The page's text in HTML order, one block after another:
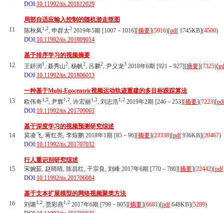
DOI:10.11992/tis.201812029
11
局部自适应输入控制的随机游走抠图
陈秋凤1,2, 申群太2 2019年5期 [1007－1016][摘要](5916)[pdf 1745KB](4500)
DOI:10.11992/tis.201809014
12
基于排序学习的视频摘要
王鈃润 1, 聂秀山2, 杨帆2, 吕鹏2, 尹义龙3 2018年6期 [921－927][摘要](7325)[
DOI:10.11992/tis.201806013
13
一种基于Multi-Egocentric视频运动轨迹重建的多目标跟踪算法
欧伟奇1,2, 尹辉1,2, 许宏丽1,2, 刘志浩1,2 2019年2期 [246－253][摘要](7223)[
DOI:10.11992/tis.201709003
14
基于深度学习的视频预测研究综述
莫凌飞, 蒋红亮, 李煊鹏 2018年1期 [85－96][摘要](23338)[pdf 936KB](20467)
DOI:10.11992/tis.201707032
15
行人重识别研究综述
宋婉茹, 赵晴晴, 陈昌红, 干宗良, 刘峰 2017年6期 [770－780][摘要](22442)[pdf
DOI:10.11992/tis.201706084
16
基于文本扩展模型的网络视频聚类方法
刘璐1,2, 贾彩燕1,2 2017年6期 [799－805][摘要](6681)[pdf 648KB](5289)